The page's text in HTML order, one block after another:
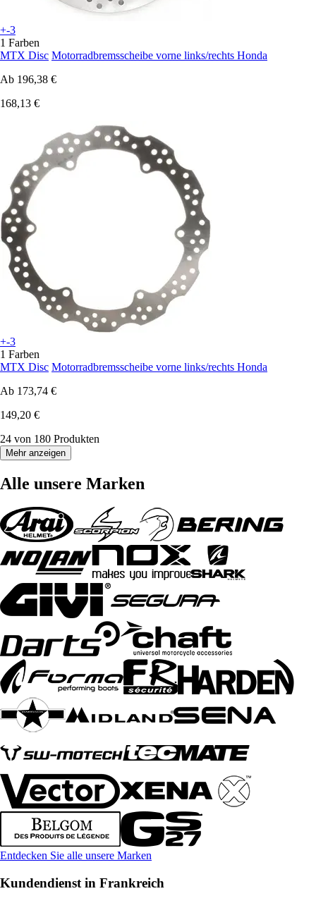
+-3
1 Farben
MTX Disc Motorradbremsscheibe vorne links/rechts Honda
Ab 196,38 €
168,13 €
+-3
1 Farben
MTX Disc Motorradbremsscheibe vorne links/rechts Honda
Ab 173,74 €
149,20 €
24 von 180 Produkten
Mehr anzeigen
Alle unsere Marken
Entdecken Sie alle unsere Marken
Kundendienst in Frankreich